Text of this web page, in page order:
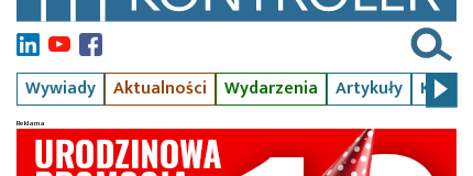
Wywiady Aktualności Wydarzenia Artykuły Kursy